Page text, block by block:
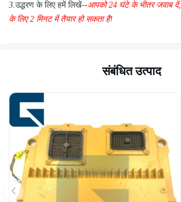
3.उद्धरण के लिए हमें लिखें--आपको 24 घंटे के भीतर जवाब दें,
के लिए 2 मिनट में तैयार हो सकता है!
संबंधित उत्पाद